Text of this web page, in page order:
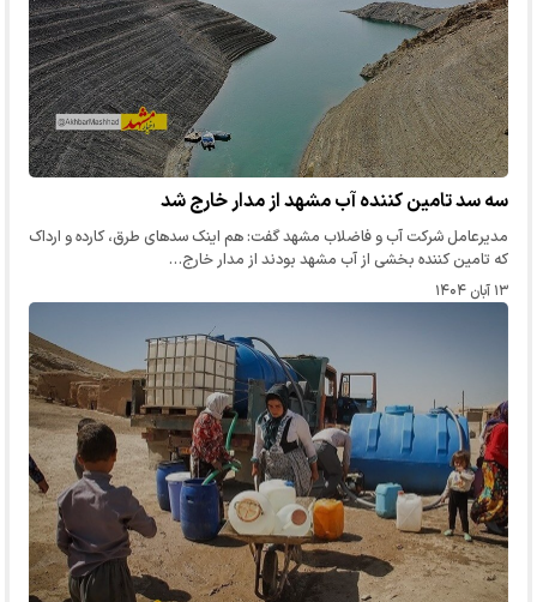
سه سد تامین کننده آب مشهد از مدار خارج شد
مدیرعامل شرکت آب و فاضلاب مشهد گفت: هم اینک سدهای طرق، کارده و ارداک
که تامین کننده بخشی از آب مشهد بودند از مدار خارج…
۱۳ آبان ۱۴۰۴